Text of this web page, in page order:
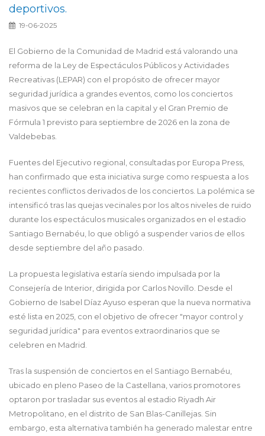
deportivos.
19-06-2025
El Gobierno de la Comunidad de Madrid está valorando una
reforma de la Ley de Espectáculos Públicos y Actividades
Recreativas (LEPAR) con el propósito de ofrecer mayor
seguridad jurídica a grandes eventos, como los conciertos
masivos que se celebran en la capital y el Gran Premio de
Fórmula 1 previsto para septiembre de 2026 en la zona de
Valdebebas.
Fuentes del Ejecutivo regional, consultadas por Europa Press,
han confirmado que esta iniciativa surge como respuesta a los
recientes conflictos derivados de los conciertos. La polémica se
intensificó tras las quejas vecinales por los altos niveles de ruido
durante los espectáculos musicales organizados en el estadio
Santiago Bernabéu, lo que obligó a suspender varios de ellos
desde septiembre del año pasado.
La propuesta legislativa estaría siendo impulsada por la
Consejería de Interior, dirigida por Carlos Novillo. Desde el
Gobierno de Isabel Díaz Ayuso esperan que la nueva normativa
esté lista en 2025, con el objetivo de ofrecer "mayor control y
seguridad jurídica" para eventos extraordinarios que se
celebren en Madrid.
Tras la suspensión de conciertos en el Santiago Bernabéu,
ubicado en pleno Paseo de la Castellana, varios promotores
optaron por trasladar sus eventos al estadio Riyadh Air
Metropolitano, en el distrito de San Blas-Canillejas. Sin
embargo, esta alternativa también ha generado malestar entre